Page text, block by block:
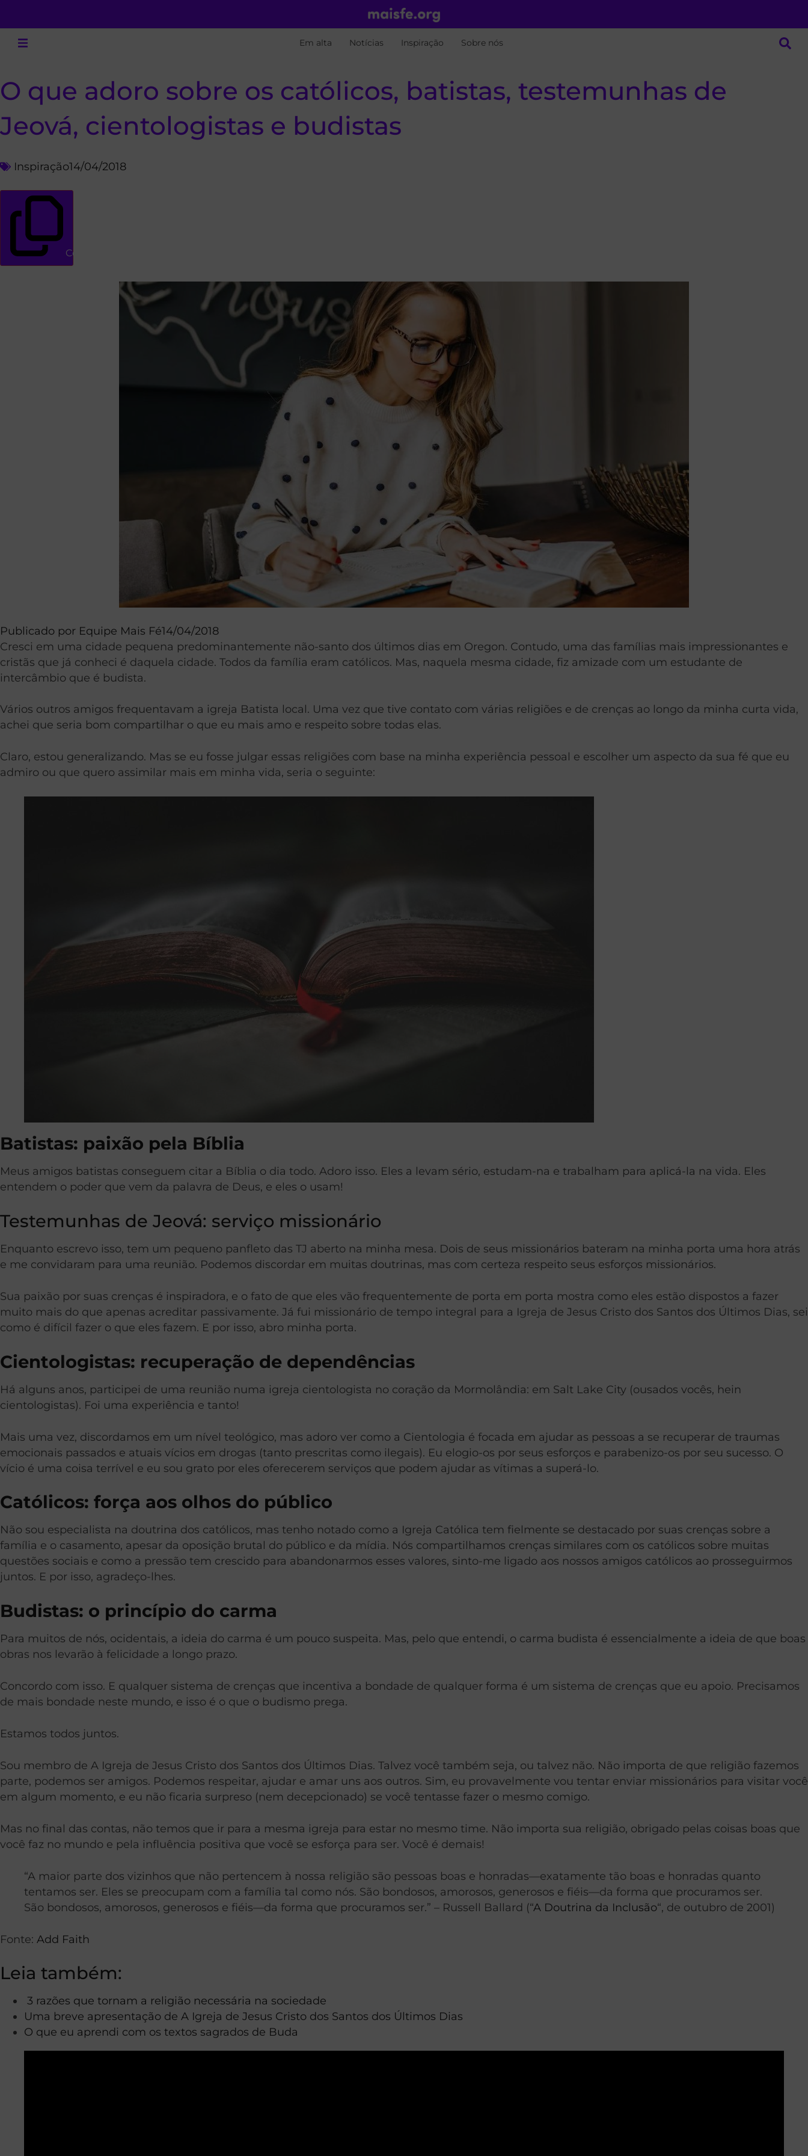
Em alta Notícias Inspiração Sobre nós
O que adoro sobre os católicos, batistas, testemunhas de
Jeová, cientologistas e budistas
Inspiração14/04/2018
Copiar link
Publicado por Equipe Mais Fé14/04/2018
Cresci em uma cidade pequena predominantemente não-santo dos últimos dias em Oregon. Contudo, uma das famílias mais impressionantes e
cristãs que já conheci é daquela cidade. Todos da família eram católicos. Mas, naquela mesma cidade, fiz amizade com um estudante de
intercâmbio que é budista.
Vários outros amigos frequentavam a igreja Batista local. Uma vez que tive contato com várias religiões e de crenças ao longo da minha curta vida,
achei que seria bom compartilhar o que eu mais amo e respeito sobre todas elas.
Claro, estou generalizando. Mas se eu fosse julgar essas religiões com base na minha experiência pessoal e escolher um aspecto da sua fé que eu
admiro ou que quero assimilar mais em minha vida, seria o seguinte:
Batistas: paixão pela Bíblia
Meus amigos batistas conseguem citar a Bíblia o dia todo. Adoro isso. Eles a levam sério, estudam-na e trabalham para aplicá-la na vida. Eles
entendem o poder que vem da palavra de Deus, e eles o usam!
Testemunhas de Jeová: serviço missionário
Enquanto escrevo isso, tem um pequeno panfleto das TJ aberto na minha mesa. Dois de seus missionários bateram na minha porta uma hora atrás
e me convidaram para uma reunião. Podemos discordar em muitas doutrinas, mas com certeza respeito seus esforços missionários.
Sua paixão por suas crenças é inspiradora, e o fato de que eles vão frequentemente de porta em porta mostra como eles estão dispostos a fazer
muito mais do que apenas acreditar passivamente. Já fui missionário de tempo integral para a Igreja de Jesus Cristo dos Santos dos Últimos Dias, sei
como é difícil fazer o que eles fazem. E por isso, abro minha porta.
Cientologistas: recuperação de dependências
Há alguns anos, participei de uma reunião numa igreja cientologista no coração da Mormolândia: em Salt Lake City (ousados vocês, hein
cientologistas). Foi uma experiência e tanto!
Mais uma vez, discordamos em um nível teológico, mas adoro ver como a Cientologia é focada em ajudar as pessoas a se recuperar de traumas
emocionais passados e atuais vícios em drogas (tanto prescritas como ilegais). Eu elogio-os por seus esforços e parabenizo-os por seu sucesso. O
vício é uma coisa terrível e eu sou grato por eles oferecerem serviços que podem ajudar as vítimas a superá-lo.
Católicos: força aos olhos do público
Não sou especialista na doutrina dos católicos, mas tenho notado como a Igreja Católica tem fielmente se destacado por suas crenças sobre a
família e o casamento, apesar da oposição brutal do público e da mídia. Nós compartilhamos crenças similares com os católicos sobre muitas
questões sociais e como a pressão tem crescido para abandonarmos esses valores, sinto-me ligado aos nossos amigos católicos ao prosseguirmos
juntos. E por isso, agradeço-lhes.
Budistas: o princípio do carma
Para muitos de nós, ocidentais, a ideia do carma é um pouco suspeita. Mas, pelo que entendi, o carma budista é essencialmente a ideia de que boas
obras nos levarão à felicidade a longo prazo.
Concordo com isso. E qualquer sistema de crenças que incentiva a bondade de qualquer forma é um sistema de crenças que eu apoio. Precisamos
de mais bondade neste mundo, e isso é o que o budismo prega.
Estamos todos juntos.
Sou membro de A Igreja de Jesus Cristo dos Santos dos Últimos Dias. Talvez você também seja, ou talvez não. Não importa de que religião fazemos
parte, podemos ser amigos. Podemos respeitar, ajudar e amar uns aos outros. Sim, eu provavelmente vou tentar enviar missionários para visitar você
em algum momento, e eu não ficaria surpreso (nem decepcionado) se você tentasse fazer o mesmo comigo.
Mas no final das contas, não temos que ir para a mesma igreja para estar no mesmo time. Não importa sua religião, obrigado pelas coisas boas que
você faz no mundo e pela influência positiva que você se esforça para ser. Você é demais!
“A maior parte dos vizinhos que não pertencem à nossa religião são pessoas boas e honradas—exatamente tão boas e honradas quanto
tentamos ser. Eles se preocupam com a família tal como nós. São bondosos, amorosos, generosos e fiéis—da forma que procuramos ser.
São bondosos, amorosos, generosos e fiéis—da forma que procuramos ser.” – Russell Ballard (“A Doutrina da Inclusão“, de outubro de 2001)
Fonte: Add Faith
Leia também:
3 razões que tornam a religião necessária na sociedade
Uma breve apresentação de A Igreja de Jesus Cristo dos Santos dos Últimos Dias
O que eu aprendi com os textos sagrados de Buda